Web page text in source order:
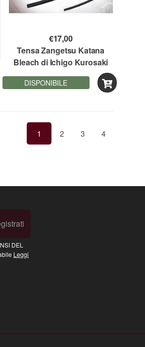
€17,00
Tensa Zangetsu Katana
Bleach di Ichigo Kurosaki
lama bamboo cm. 105
DISPONIBILE
1 2 3 4
DEL
Leggi